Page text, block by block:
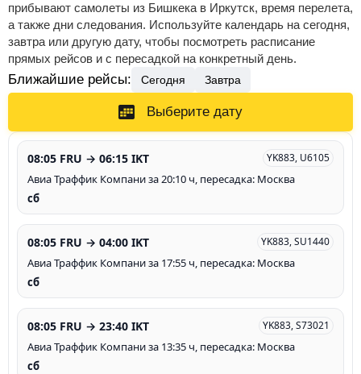
прибывают самолеты из Бишкека в Иркутск, время перелета,
а также дни следования. Используйте календарь на сегодня,
завтра или другую дату, чтобы посмотреть расписание
прямых рейсов и с пересадкой на конкретный день.
Ближайшие рейсы: Сегодня Завтра
Выберите дату
08:05 FRU → 06:15 IKT YK883, U6105
Авиа Траффик Компани за 20:10 ч, пересадка: Москва
сб
08:05 FRU → 04:00 IKT YK883, SU1440
Авиа Траффик Компани за 17:55 ч, пересадка: Москва
сб
08:05 FRU → 23:40 IKT YK883, S73021
Авиа Траффик Компани за 13:35 ч, пересадка: Москва
сб